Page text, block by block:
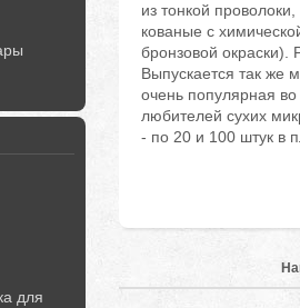
для
из тонкой
кованые с
бронзовой
Выпускается так же
очень популярная
любителей сухих
- по 20 и 100 штук в